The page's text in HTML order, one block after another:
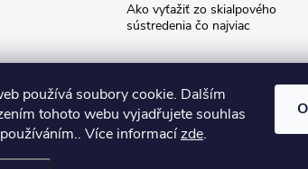
používá soubory cookie. Dalším
tohoto webu vyjadřujete souhlas
Více informacízde.
Ako vyťažiť zo skialpového
sústredenia čo najviac